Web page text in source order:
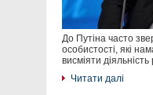
До Путіна часто
особистості, які
висміяти
Читати далі